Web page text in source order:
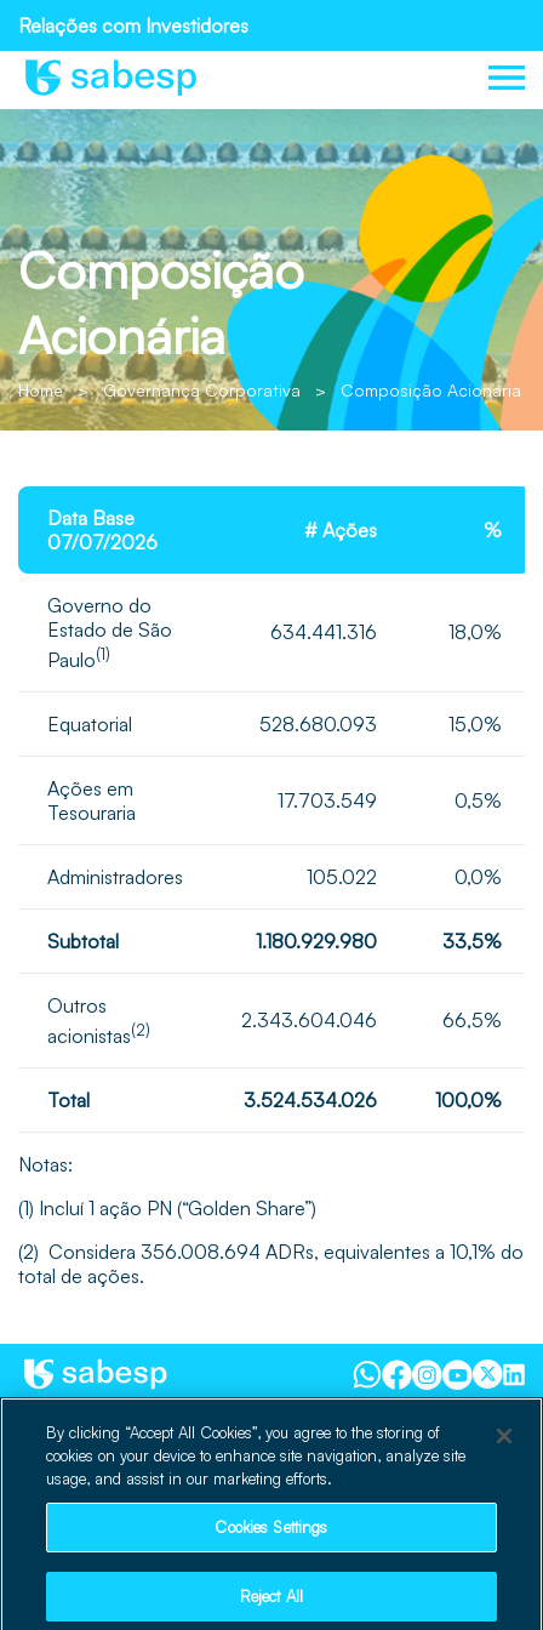
Relações com Investidores
Composição
Acionária
Home > Governança Corporativa > Composição Acionária
Data Base
07/07/2026
# Ações %
Governo do
Estado de São
Paulo(1)
634.441.316 18,0%
Equatorial 528.680.093 15,0%
Ações em
Tesouraria
17.703.549 0,5%
Administradores 105.022 0,0%
Subtotal 1.180.929.980 33,5%
Outros
acionistas(2) 2.343.604.046 66,5%
Total 3.524.534.026 100,0%
Notas:
(1) Incluí 1 ação PN (“Golden Share”)
(2) Considera 356.008.694 ADRs, equivalentes a 10,1% do
total de ações.
dri@sabesp.com.br
Rua Costa Carvalho, nº 300,
CEP 05429900 | Pinheiros
São Paulo – SP – Brasil
© 2025 Sabesp.
Todos os direitos reservados.
By clicking “Accept All Cookies”, you agree to the storing of
cookies on your device to enhance site navigation, analyze site
usage, and assist in our marketing efforts.
Cookies Settings
Reject All